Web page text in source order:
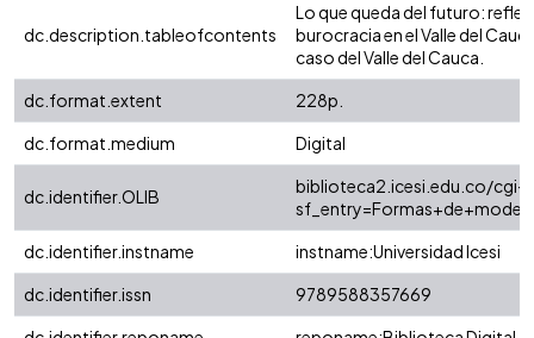
dc.description.tableofcontents
Lo que queda del futuro:
burocracia en el Valle del
caso del Valle del Cauca.
dc.format.extent
228p.
dc.format.medium
Digital
dc.identifier.OLIB
biblioteca2.icesi.edu.co/cgi-
dc.identifier.instname
instname:Universidad Icesi
dc.identifier.issn
9789588357669